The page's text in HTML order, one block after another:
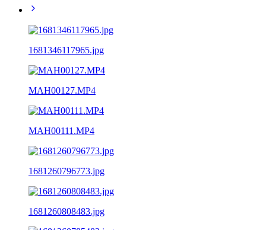
1681346117965.jpg
MAH00127.MP4
MAH00111.MP4
1681260796773.jpg
1681260808483.jpg